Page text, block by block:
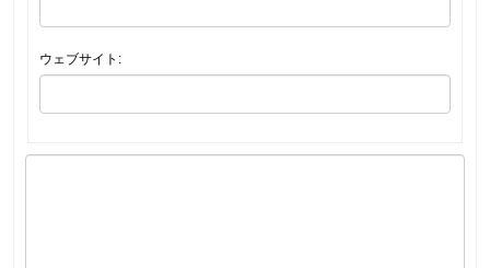
ウェブサイト: